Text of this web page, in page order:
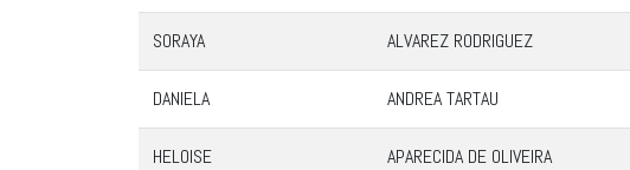
SORAYA ALVAREZ RODRIGUEZ
DANIELA ANDREA TARTAU
HELOISE APARECIDA DE OLIVEIRA